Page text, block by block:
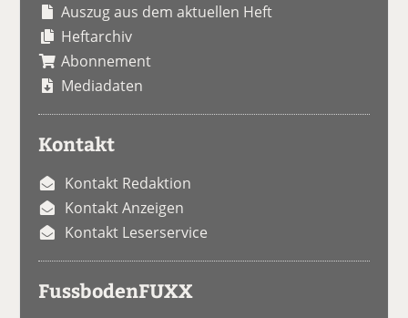
Auszug aus dem aktuellen Heft
Heftarchiv
Abonnement
Mediadaten
Kontakt
Kontakt Redaktion
Kontakt Anzeigen
Kontakt Leserservice
FussbodenFUXX